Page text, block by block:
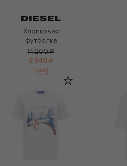
Хлопковая
футболка
14 200 ₽
9 940 ₽
-30%